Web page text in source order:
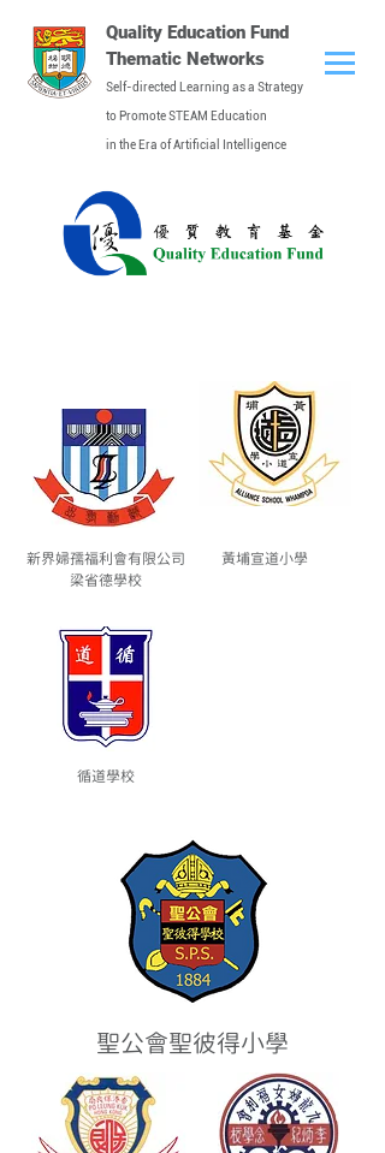
Quality Education Fund
Thematic Networks
Self-directed Learning as a Strategy
to Promote STEAM Education
in the Era of Artificial Intelligence
新界婦孺福利會有限公司
梁省德學校
黃埔宣道小學
循道學校
聖公會聖彼得小學